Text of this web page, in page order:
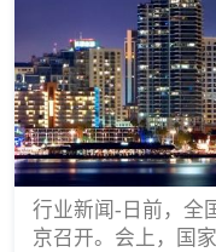
行业新闻-日前，全
京召开。会上，国